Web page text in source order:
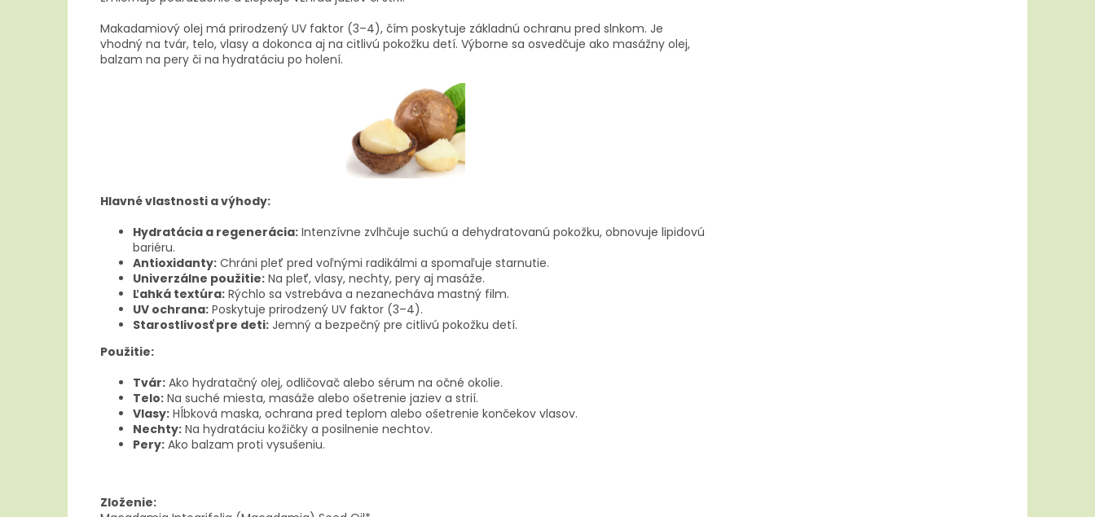
Makadamiový olej má prirodzený UV faktor (3–4), čím poskytuje základnú ochranu pred slnkom. Je
vhodný na tvár, telo, vlasy a dokonca aj na citlivú pokožku detí. Výborne sa osvedčuje ako masážny olej,
balzam na pery či na hydratáciu po holení.
Hlavné vlastnosti a výhody:
Hydratácia a regenerácia: Intenzívne zvlhčuje suchú a dehydratovanú pokožku, obnovuje lipidovú
bariéru.
Antioxidanty: Chráni pleť pred voľnými radikálmi a spomaľuje starnutie.
Univerzálne použitie: Na pleť, vlasy, nechty, pery aj masáže.
Ľahká textúra: Rýchlo sa vstrebáva a nezanecháva mastný film.
UV ochrana: Poskytuje prirodzený UV faktor (3–4).
Starostlivosť pre deti: Jemný a bezpečný pre citlivú pokožku detí.
Použitie:
Tvár: Ako hydratačný olej, odličovač alebo sérum na očné okolie.
Telo: Na suché miesta, masáže alebo ošetrenie jaziev a strií.
Vlasy: Hĺbková maska, ochrana pred teplom alebo ošetrenie končekov vlasov.
Nechty: Na hydratáciu kožičky a posilnenie nechtov.
Pery: Ako balzam proti vysušeniu.
Zloženie: